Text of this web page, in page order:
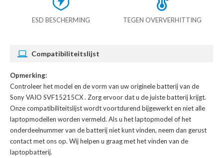
ESD BESCHERMING TEGEN OVERVERHITTING
Compatibiliteitslijst
Opmerking:
Controleer het model en de vorm van uw originele batterij van de
Sony VAIO SVF15215CX. Zorg ervoor dat u de juiste batterij krijgt.
Onze compatibiliteitslijst wordt voortdurend bijgewerkt en niet alle
laptopmodellen worden vermeld. Als u het laptopmodel of het
onderdeelnummer van de batterij niet kunt vinden, neem dan gerust
contact met ons op. Wij helpen u graag met het vinden van de
laptopbatterij.